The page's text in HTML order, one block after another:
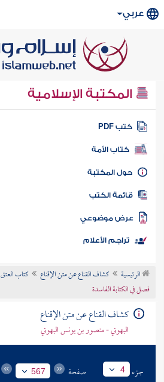
عربي
المكتبة الإسلامية
كتب PDF
كتاب الأمة
المكتبة
الكتب
موضوعي
تراجم الأعلام
الرئيسية كشاف القناع عن متن الإقناع كتاب العتق
فصل في الكتابة الفاسدة
كشاف القناع عن متن الإقناع
البهوتي - منصور بن يونس البهوتي
جزء 4 صفحة 567